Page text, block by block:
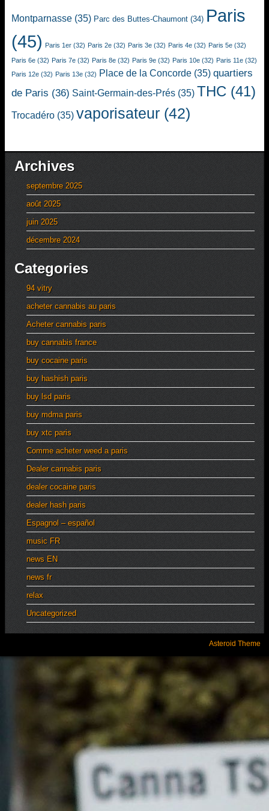
Montparnasse (35) Parc des Buttes-Chaumont (34) Paris
(45) Paris 1er (32) Paris 2e (32) Paris 3e (32) Paris 4e (32) Paris 5e (32)
Paris 6e (32) Paris 7e (32) Paris 8e (32) Paris 9e (32) Paris 10e (32) Paris 11e (32)
Paris 12e (32) Paris 13e (32) Place de la Concorde (35) quartiers
de Paris (36) Saint-Germain-des-Prés (35) THC (41)
Trocadéro (35) vaporisateur (42)
Archives
septembre 2025
août 2025
juin 2025
décembre 2024
Categories
94 vitry
acheter cannabis au paris
Acheter cannabis paris
buy cannabis france
buy cocaine paris
buy hashish paris
buy lsd paris
buy mdma paris
buy xtc paris
Comme acheter weed a paris
Dealer cannabis paris
dealer cocaine paris
dealer hash paris
Espagnol – español
music FR
news EN
news fr
relax
Uncategorized
Asteroid Theme